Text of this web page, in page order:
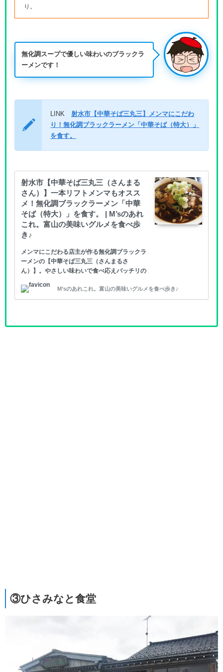
り。
無化調スープで優しい味わいのブラックラ
ーメンです！
LINK射水市【中華そば三丸三】メンマにこだわ
り！無化調ブラックラーメン「中華そば（特大）」
を食す。
射水市【中華そば三丸三（さんまる
さん）】一本リフトメンマもオスス
メ！無化調ブラックラーメン「中華
そば（特大）」を食す。 | M’sのあれ
これ。富山の美味いグルメを食べ歩
き♪
メンマにこだわる店主が作る無化調ブラックラ
ーメンの【中華そば三丸三（さんまるさ
ん）】。やさしい味わいで食べ応えバッチリの
中華そば三丸三（さんまるさん） 場所は射水
市大門。県道73号線大門総合会館交
M’sのあれこれ。富山の美味いグルメを食べ歩き♪
③ひさみなと食堂